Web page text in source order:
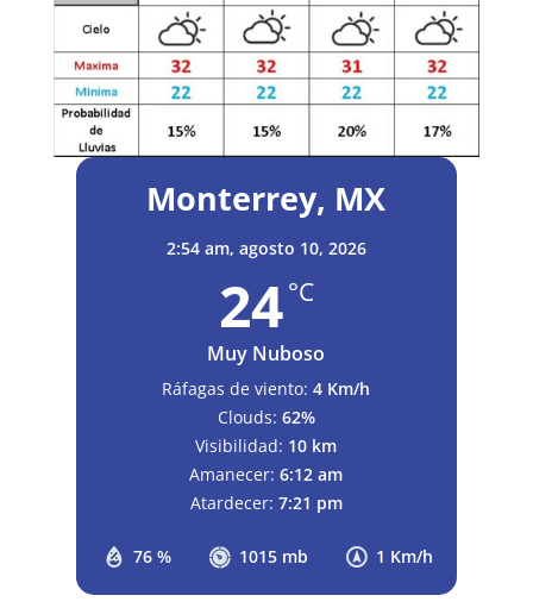
Monterrey, MX
2:54 am, agosto 10, 2026
24°C
Muy Nuboso
76 % 1015 mb 1 Km/h
Ráfagas de viento: 4 Km/h
Clouds: 62%
Visibilidad: 10 km
Amanecer: 6:12 am
Atardecer: 7:21 pm